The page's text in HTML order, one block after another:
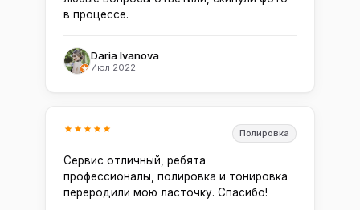
в процессе.
Daria Ivanova
Июл 2022
Полировка
Сервис отличный, ребята
профессионалы, полировка и тонировка
переродили мою ласточку. Спасибо!